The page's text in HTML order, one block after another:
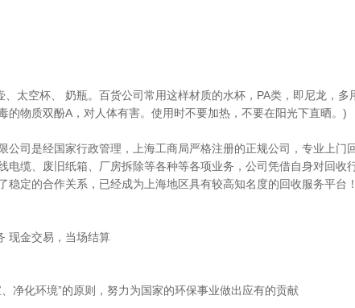
、太空杯、 奶瓶。百货公司常用这样材质的水杯，PA类，即尼龙，
的物质双酚A，对人体有害。使用时不要加热，不要在阳光下直晒。)
公司是经国家行政管理，上海工商局严格注册的正规公司，专业上门
电缆、废旧纸箱、厂房拆除等各种等各项业务，公司凭借自身对回收
稳定的合作关系，已经成为上海地区具有较高知名度的回收服务平台！
现金交易，当场结算
净化环境”的原则，努力为国家的环保事业做出应有的贡献